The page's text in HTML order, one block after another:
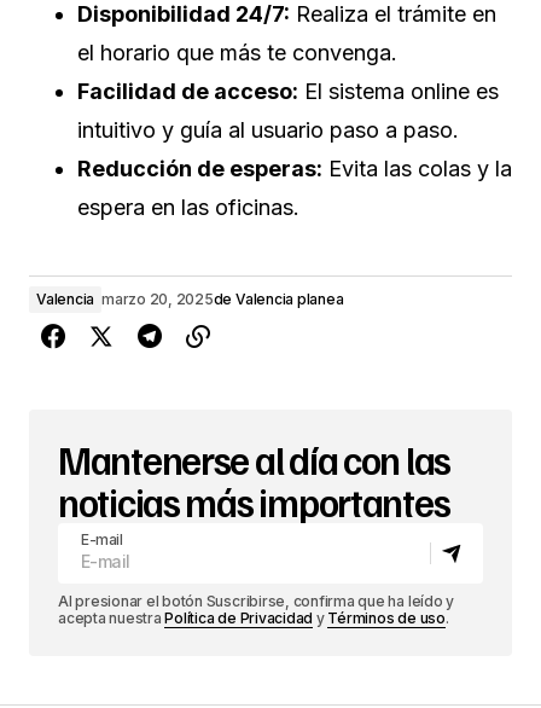
Disponibilidad 24/7: Realiza el trámite en
el horario que más te convenga.
Facilidad de acceso: El sistema online es
intuitivo y guía al usuario paso a paso.
Reducción de esperas: Evita las colas y la
espera en las oficinas.
Valencia marzo 20, 2025de Valencia planea
Mantenerse al día con las
noticias más importantes
E-mail
Al presionar el botón Suscribirse, confirma que ha leído y
acepta nuestraPolítica de Privacidad y Términos de uso.